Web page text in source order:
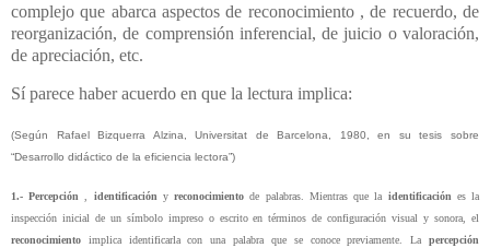
complejo que abarca aspectos de reconocimiento , de recuerdo, de
reorganización, de comprensión inferencial, de juicio o valoración,
de apreciación, etc.
Sí parece haber acuerdo en que la lectura implica:
(Según Rafael Bizquerra Alzina, Universitat de Barcelona, 1980, en su tesis sobre
“Desarrollo didáctico de la eficiencia lectora”)
1.- Percepción identificación yreconocimiento de palabras. Mientras que la identificación es la
inspección inicial de un símbolo impreso o escrito en términos de configuración visual y sonora, el
reconocimiento implica identificarla con una palabra que se conoce previamente. La percepción